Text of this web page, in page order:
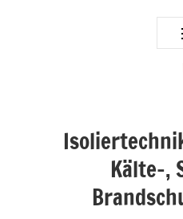
Kälte-,